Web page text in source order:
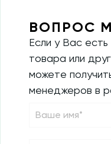
ВОПРОС
Если у Вас
товара или
можете
менеджеров в